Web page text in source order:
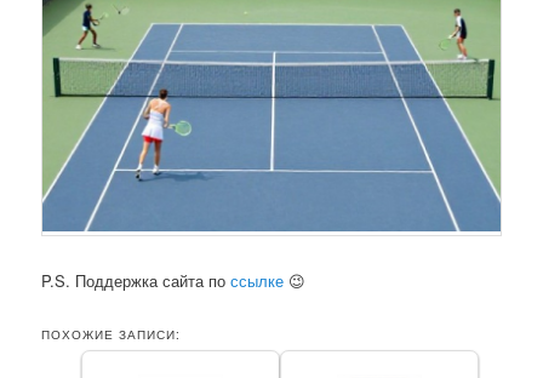
P.S. Поддержка сайта по ссылке 😉
ПОХОЖИЕ ЗАПИСИ: